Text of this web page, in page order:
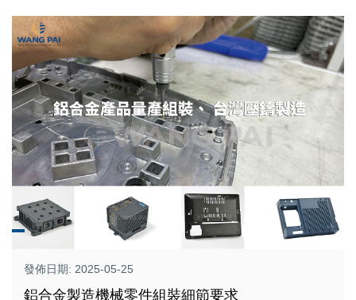
發佈日期: 2025-05-25
鋁合金製造機械零件組裝細節要求